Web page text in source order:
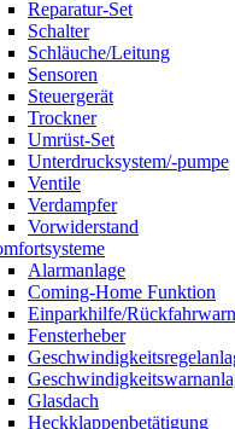
Reparatur-Set
Schalter
Schläuche/Leitung
Sensoren
Steuergerät
Trockner
Umrüst-Set
Unterdrucksystem/-pumpe
Ventile
Verdampfer
Vorwiderstand
Alarmanlage
Coming-Home Funktion
Einparkhilfe/
Fensterheber
Glasdach
Heckklappenbetätigung